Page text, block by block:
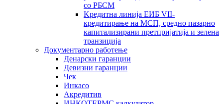
со РБСМ
Kредитна линија ЕИБ VII-
кредитирање на МСП, средно пазарно
капитализирани претпријатија и зелена
транзиција
Документарно работење
Денарски гаранции
Девизни гаранции
Чек
Инкасо
Акредитив